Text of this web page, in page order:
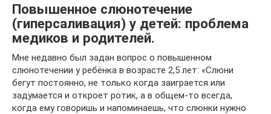
Повышенное слюнотечение
(гиперсаливация) у детей: проблема
медиков и родителей.
Мне недавно был задан вопрос о повышенном
слюнотечении у ребёнка в возрасте 2,5 лет: «Слюни
бегут постоянно, не только когда заиграется или
задумается и откроет ротик, а в общем-то всегда,
когда ему говоришь и напоминаешь, что слюнки нужно